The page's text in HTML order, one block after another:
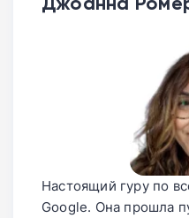
Настоящий гуру по
Google. Она прошла